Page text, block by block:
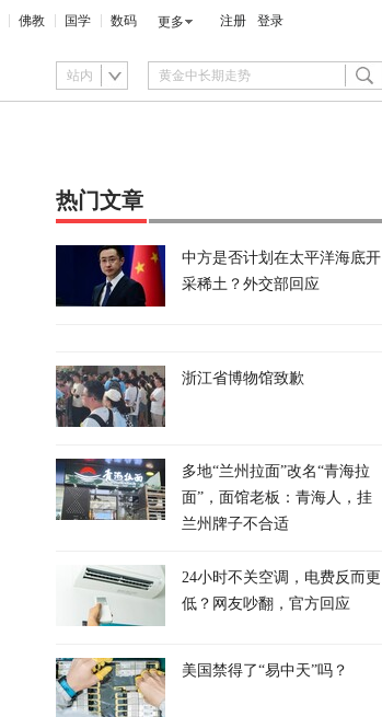
佛教 国学 数码 更多 注册 登录
站内
热门文章
中方是否计划在太平洋海底开
采稀土？外交部回应
浙江省博物馆致歉
多地“兰州拉面”改名“青海拉
面”，面馆老板：青海人，挂
兰州牌子不合适
24小时不关空调，电费反而更
低？网友吵翻，官方回应
美国禁得了“易中天”吗？